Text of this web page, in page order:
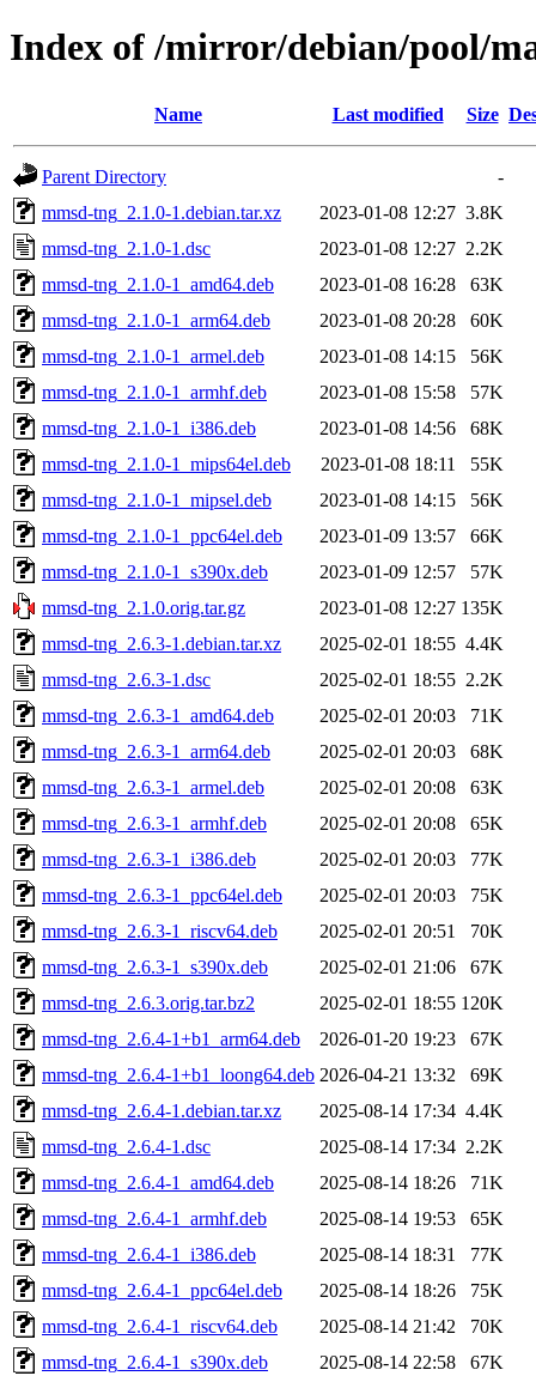
Index of /mirror/debian/pool/
Name Last modified Size
Parent Directory
-
mmsd-tng_2.1.0-1.debian.tar.xz
2023-01-08 12:27 3.8K
mmsd-tng_2.1.0-1.dsc
2023-01-08 12:27 2.2K
mmsd-tng_2.1.0-1_amd64.deb
2023-01-08 16:28
63K
mmsd-tng_2.1.0-1_arm64.deb
2023-01-08 20:28
60K
mmsd-tng_2.1.0-1_armel.deb
2023-01-08 14:15
56K
mmsd-tng_2.1.0-1_armhf.deb
2023-01-08 15:58
57K
mmsd-tng_2.1.0-1_i386.deb
2023-01-08 14:56
68K
mmsd-tng_2.1.0-1_mips64el.deb
2023-01-08 18:11
55K
mmsd-tng_2.1.0-1_mipsel.deb
2023-01-08 14:15
56K
mmsd-tng_2.1.0-1_ppc64el.deb
2023-01-09 13:57
66K
mmsd-tng_2.1.0-1_s390x.deb
2023-01-09 12:57
57K
mmsd-tng_2.1.0.orig.tar.gz
2023-01-08 12:27 135K
mmsd-tng_2.6.3-1.debian.tar.xz
2025-02-01 18:55 4.4K
mmsd-tng_2.6.3-1.dsc
2025-02-01 18:55 2.2K
mmsd-tng_2.6.3-1_amd64.deb
2025-02-01 20:03
71K
mmsd-tng_2.6.3-1_arm64.deb
2025-02-01 20:03
68K
mmsd-tng_2.6.3-1_armel.deb
2025-02-01 20:08
63K
mmsd-tng_2.6.3-1_armhf.deb
2025-02-01 20:08
65K
mmsd-tng_2.6.3-1_i386.deb
2025-02-01 20:03
77K
mmsd-tng_2.6.3-1_ppc64el.deb
2025-02-01 20:03
75K
mmsd-tng_2.6.3-1_riscv64.deb
2025-02-01 20:51
70K
mmsd-tng_2.6.3-1_s390x.deb
2025-02-01 21:06
67K
mmsd-tng_2.6.3.orig.tar.bz2
2025-02-01 18:55 120K
mmsd-tng_2.6.4-1+b1_arm64.deb
2026-01-20 19:23
67K
mmsd-tng_2.6.4-1+b1_loong64.deb 2026-04-21 13:32
69K
mmsd-tng_2.6.4-1.debian.tar.xz
2025-08-14 17:34 4.4K
mmsd-tng_2.6.4-1.dsc
2025-08-14 17:34 2.2K
mmsd-tng_2.6.4-1_amd64.deb
2025-08-14 18:26
71K
mmsd-tng_2.6.4-1_armhf.deb
2025-08-14 19:53
65K
mmsd-tng_2.6.4-1_i386.deb
2025-08-14 18:31
77K
mmsd-tng_2.6.4-1_ppc64el.deb
2025-08-14 18:26
75K
mmsd-tng_2.6.4-1_riscv64.deb
2025-08-14 21:42
70K
mmsd-tng_2.6.4-1_s390x.deb
2025-08-14 22:58
67K